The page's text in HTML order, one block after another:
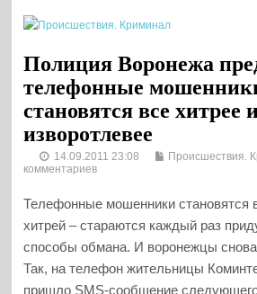
Полиция Воронежа
телефонные
становятся все хитрее
изворотлевее
14.09.2011 23:08 Происшествия.
комментариев
Телефонные мошенники становятся
хитрей – стараются каждый раз
способы обмана. И воронежцы
Так, на телефон жительницы
пришло SMS-сообщение